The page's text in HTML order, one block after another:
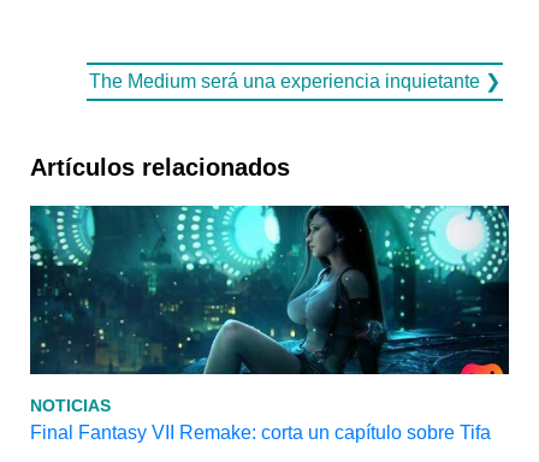
The Medium será una experiencia inquietante ❯
Artículos relacionados
NOTICIAS
Final Fantasy VII Remake: corta un capítulo sobre Tifa